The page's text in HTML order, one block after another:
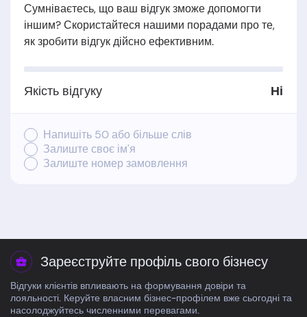
Сумніваєтесь, що ваш відгук зможе допомогти
іншим? Скористайтеся нашими порадами про те,
як зробити відгук дійсно ефективним.
Якість відгуку Ні
Напишіть 50 або більше слів
Залиште своє ім'я
Залиште номер замовлення
Зареєструйте профіль свого бізнесу
Відгуки клієнтів впливають на формування довіри та
лояльності. Керуйте власним бізнес-профілем вже сьогодні та
насолоджуйтесь численними перевагами.